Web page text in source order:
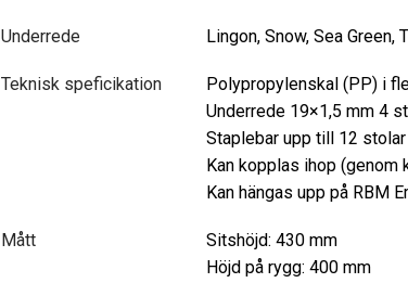
Underrede Lingon, Snow, Sea Green,
Teknisk speficikation
Polypropylenskal (PP) i
Underrede 19×1,5 mm 4
Staplebar upp till 12
Kan kopplas ihop (genom
Kan hängas upp på RBM
Mått
Sitshöjd: 430 mm
Höjd på rygg: 400 mm